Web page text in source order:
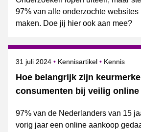
97% van alle onderzochte websites
maken. Doe jij hier ook aan mee?
Hoe belangrijk zijn
consumenten bij veilig online
Gepubliceerd op
31 juli 2024 Kennisartikel Kennis
97% van de Nederlanders van 15
vorig jaar een online aankoop